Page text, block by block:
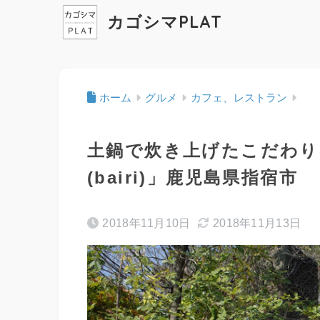
カゴシマPLAT
ホーム グルメ カフェ、レストラン
土鍋で炊き上げたこだわ
(bairi)」鹿児島県指宿市
2018年11月10日 2018年11月13日